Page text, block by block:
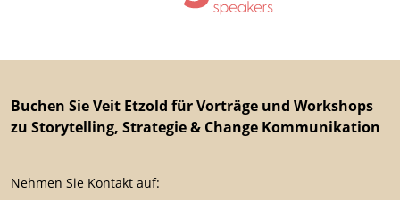
Buchen Sie Veit Etzold für Vorträge und Workshops
zu Storytelling, Strategie & Change Kommunikation
Nehmen Sie Kontakt auf: